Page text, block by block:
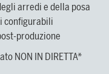
E
arredi e della posa
configurabili
produzione
NON IN DIRETTA*